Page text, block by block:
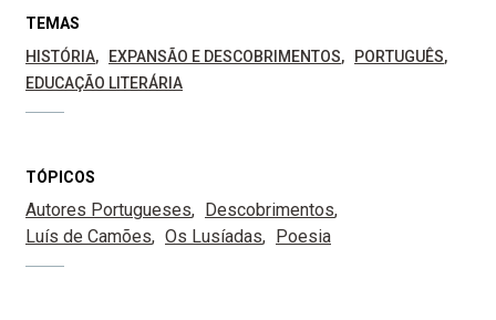
TEMAS
HISTÓRIA
EXPANSÃO E DESCOBRIMENTOS
PORTUGUÊS
EDUCAÇÃO LITERÁRIA
TÓPICOS
Autores Portugueses
Descobrimentos
Luís de Camões
Os Lusíadas Poesia